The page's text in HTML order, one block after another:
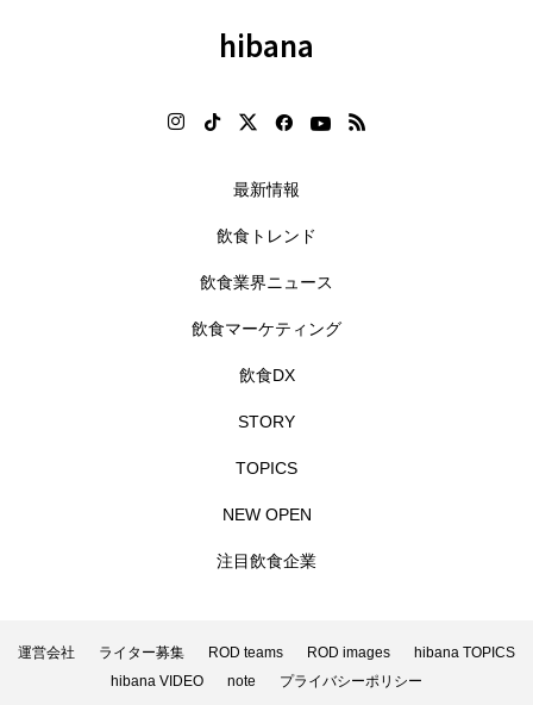
hibana
最新情報
飲食トレンド
飲食業界ニュース
飲食マーケティング
飲食DX
STORY
TOPICS
NEW OPEN
注目飲食企業
運営会社 ライター募集 ROD teams ROD images
hibana TOPICS
hibana VIDEO
note プライバシーポリシー